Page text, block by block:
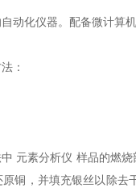
动化仪器。配备微计算
：
素分析仪 样品的燃烧
铜，并填充银丝以除